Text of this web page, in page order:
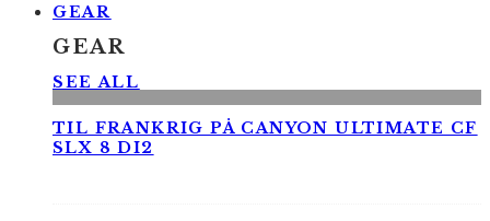
GEAR
GEAR
SEE ALL
TIL FRANKRIG PÅ CANYON ULTIMATE CF
SLX 8 DI2